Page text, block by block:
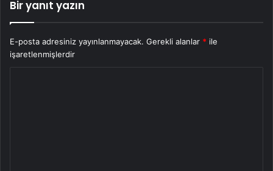
Bir yanıt yazın
E-posta adresiniz yayınlanmayacak. Gerekli alanlar * ile
işaretlenmişlerdir